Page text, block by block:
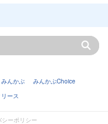
みんかぶ
みんかぶChoice
ース
シーポリシー